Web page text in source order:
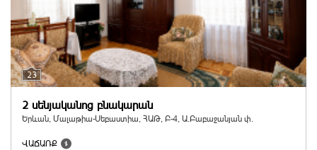
23
2 սենյականոց բնակարան
Երևան, Մալաթիա-Սեբաստիա, ՀԱԹ, Բ-4, Ա.Բաբաջանյան փ.
ՎԱՃԱՌՔ